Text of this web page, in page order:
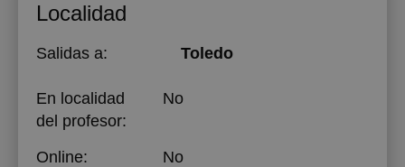
Localidad
Salidas a: Toledo
En localidad
del profesor:
No
Online: No